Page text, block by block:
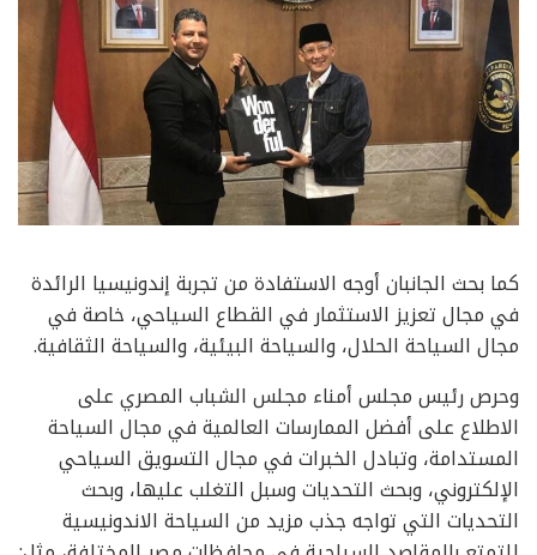
كما بحث الجانبان أوجه الاستفادة من تجربة إندونيسيا الرائدة
في مجال تعزيز الاستثمار في القطاع السياحي، خاصة في
مجال السياحة الحلال، والسياحة البيئية، والسياحة الثقافية.
وحرص رئيس مجلس أمناء مجلس الشباب المصري على
الاطلاع على أفضل الممارسات العالمية في مجال السياحة
المستدامة، وتبادل الخبرات في مجال التسويق السياحي
الإلكتروني، وبحث التحديات وسبل التغلب عليها، وبحث
التحديات التي تواجه جذب مزيد من السياحة الاندونيسية